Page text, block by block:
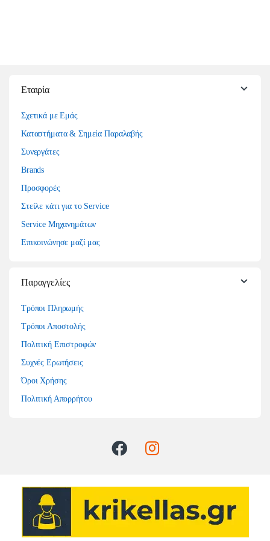
Εταιρία
Σχετικά με Εμάς
Καταστήματα & Σημεία Παραλαβής
Συνεργάτες
Brands
Προσφορές
Στείλε κάτι για το Service
Service Μηχανημάτων
Επικοινώνησε μαζί μας
Παραγγελίες
Τρόποι Πληρωμής
Τρόποι Αποστολής
Πολιτική Επιστροφών
Συχνές Ερωτήσεις
Όροι Χρήσης
Πολιτική Απορρήτου